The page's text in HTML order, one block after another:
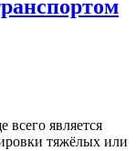
всего является
тяжёлых или